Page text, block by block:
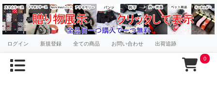
ログイン 新規登録 全ての商品 お問い合わせ 出荷追跡
0